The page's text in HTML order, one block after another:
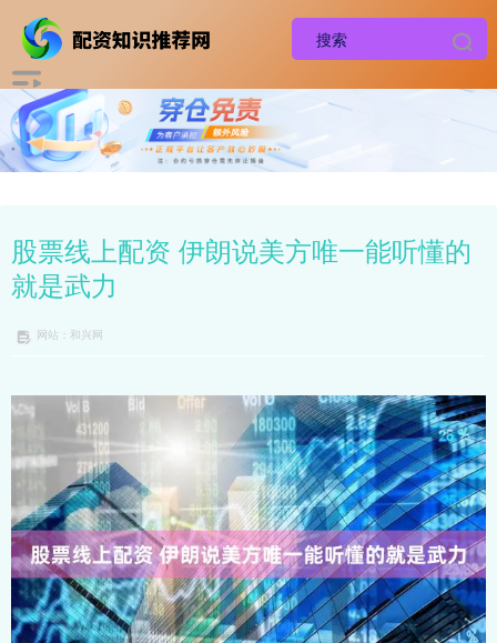
股票线上配资 伊朗说美方唯一能听懂的
就是武力
网站：和兴网